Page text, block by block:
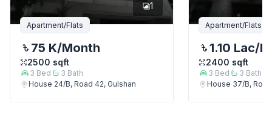
1
Apartment/Flats
75 K/Month
2500 sqft
3 Bed 3 Bath
House 24/B, Road 42, Gulshan
Apartment/Flats
1.10 Lac/
2400 sqft
3 Bed 3 Bath
House 37/B,